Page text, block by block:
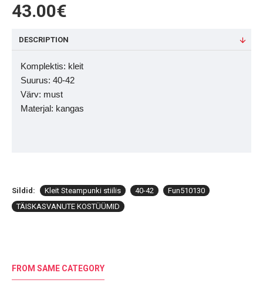
43.00€
DESCRIPTION
Komplektis: kleit
Suurus: 40-42
Värv: must
Materjal: kangas
Sildid: Kleit Steampunki stiilis 40-42
Fun510130
TÄISKASVANUTE KOSTÜÜMID
FROM SAME CATEGORY